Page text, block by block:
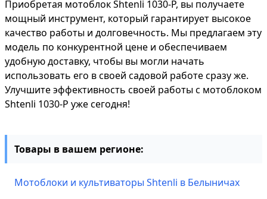
Приобретая мотоблок Shtenli 1030-P, вы получаете
мощный инструмент, который гарантирует высокое
качество работы и долговечность. Мы предлагаем эту
модель по конкурентной цене и обеспечиваем
удобную доставку, чтобы вы могли начать
использовать его в своей садовой работе сразу же.
Улучшите эффективность своей работы с мотоблоком
Shtenli 1030-P уже сегодня!
Товары в вашем регионе:
Мотоблоки и культиваторы Shtenli в Белыничах